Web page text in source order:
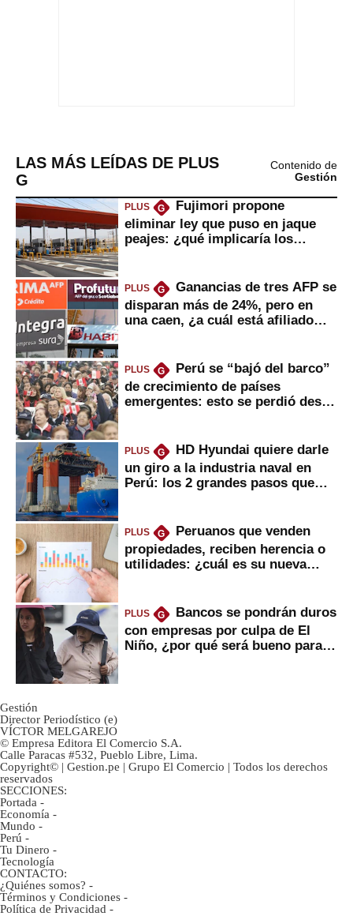
LAS MÁS LEÍDAS DE PLUS
G
Contenido de
Gestión
PLUS G
Fujimori propone
eliminar ley que puso en jaque
peajes: ¿qué implicaría los
PLUS G
Ganancias de tres AFP se
disparan más de 24%, pero en
una caen, ¿a cuál está afiliado
PLUS G
Perú se “bajó del barco”
de crecimiento de países
emergentes: esto se perdió desde
PLUS G
HD Hyundai quiere darle
un giro a la industria naval en
Perú: los 2 grandes pasos que
PLUS G
Peruanos que venden
propiedades, reciben herencia o
utilidades: ¿cuál es su nueva
PLUS G
Bancos se pondrán duros
con empresas por culpa de El
Niño, ¿por qué será bueno para
Gestión
Director Periodístico (e)
VÍCTOR MELGAREJO
© Empresa Editora El Comercio S.A.
Calle Paracas #532, Pueblo Libre, Lima.
Copyright© | Gestion.pe | Grupo El Comercio | Todos los derechos
reservados
SECCIONES:
Portada -
Economía -
Mundo -
Perú -
Tu Dinero -
Tecnología
CONTACTO:
¿Quiénes somos? -
Términos y Condiciones -
Política de Privacidad -